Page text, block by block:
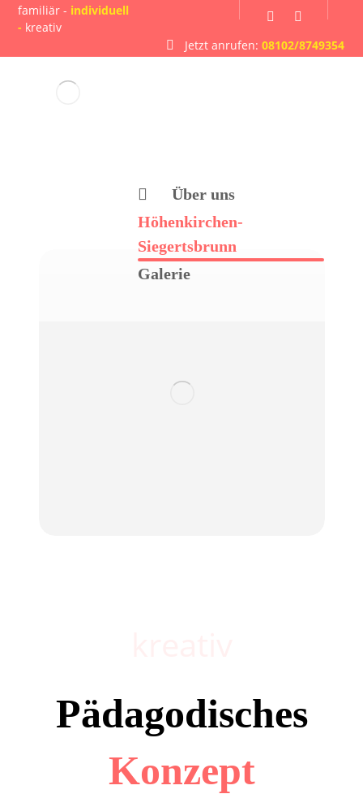
familiär - individuell
- kreativ
Jetzt anrufen:08102/8749354
Über uns
Höhenkirchen-
Siegertsbrunn
Galerie
Pädagodisches
Konzept